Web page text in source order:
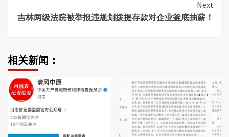
Next
吉林两级法院被举报违规划拨提存款对企业釜底抽薪！
相关新闻：